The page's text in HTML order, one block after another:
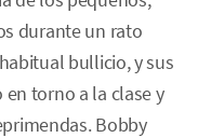
durante un rato
bullicio, y sus
torno a la clase y
Bobby